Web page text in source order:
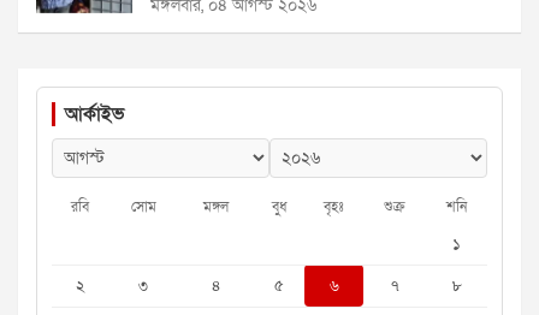
মঙ্গলবার, ০৪ আগস্ট ২০২৬
আর্কাইভ
রবি সোম মঙ্গল বুধ বৃহঃ শুক্র শনি
১
২
৩ ৪ ৫ ৬ ৭ ৮